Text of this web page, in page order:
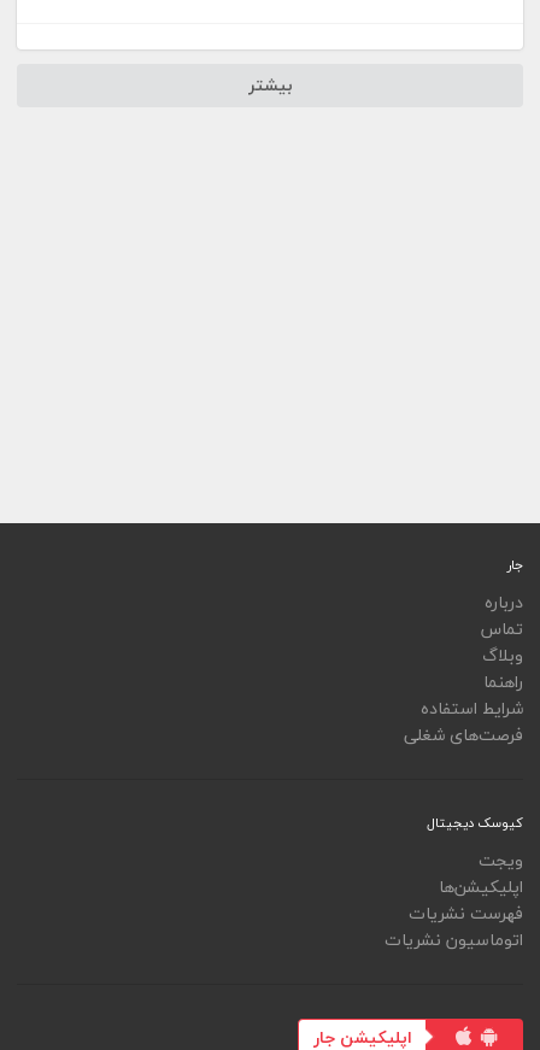
جار
درباره
تماس
وبلاگ
راهنما
شرایط استفاده
فرصت‌های شغلی
کیوسک دیجیتال
ویجت
اپلیکیشن‌ها
فهرست نشریات
اتوماسیون نشریات
اپلیکیشن جار